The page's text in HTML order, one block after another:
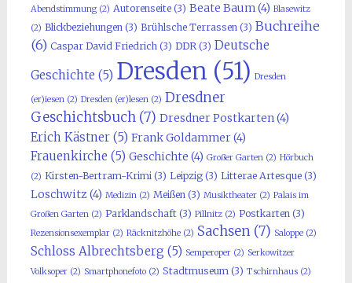
Abendstimmung(2) Autorenseite(3) Beate Baum(4) Blasewitz
(2) Blickbeziehungen(3) Brühlsche Terrassen(3) Buchreihe
(6) Caspar David Friedrich(3) DDR(3) Deutsche
Geschichte (5) Dresden (51) Dresden
(er)iesen(2) Dresden (er)lesen(2) Dresdner
Geschichtsbuch(7) Dresdner Postkarten(4)
Erich Kästner(5) Frank Goldammer(4)
Frauenkirche (5) Geschichte (4) Großer Garten(2) Hörbuch
(2) Kirsten-Bertram-Krimi(3) Leipzig(3) Litterae Artesque(3)
Loschwitz (4) Medizin(2) Meißen(3) Musiktheater(2) Palais im
Großen Garten(2) Parklandschaft(3) Pillnitz(2) Postkarten(3)
Rezensionsexemplar(2) Räcknitzhöhe(2) Sachsen(7) Saloppe(2)
Schloss Albrechtsberg (5) Semperoper(2) Serkowitzer
Volksoper(2) Smartphonefoto(2) Stadtmuseum(3) Tschirnhaus(2)